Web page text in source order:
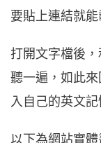
要貼上連結就能
打開文字檔後
聽一遍，如此
入自己的英文記
以下為網站實體